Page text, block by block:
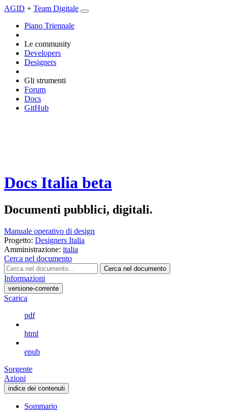
AGID + Team Digitale
Piano Triennale
Le community
Developers
Designers
Gli strumenti
Forum
Docs
GitHub
Docs Italia beta
Documenti pubblici, digitali.
Manuale operativo di design
Progetto: Designers Italia
Amministrazione: italia
Cerca nel documento
Cerca nel documento
Informazioni
versione-corrente
Scarica
pdf
html
epub
Sorgente
Azioni
indice dei contenuti
Sommario